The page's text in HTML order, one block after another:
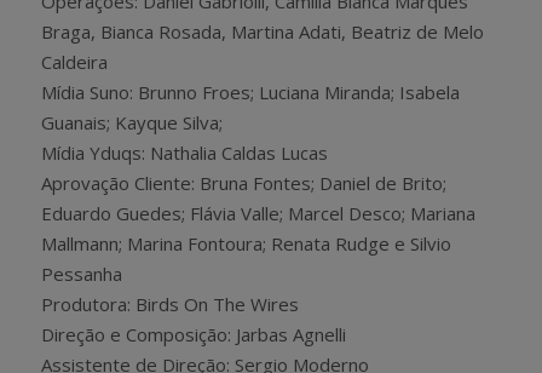
Braga, Bianca Rosada, Martina Adati, Beatriz de Melo
Caldeira
Mídia Suno: Brunno Froes; Luciana Miranda; Isabela
Guanais; Kayque Silva;
Mídia Yduqs: Nathalia Caldas Lucas
Aprovação Cliente: Bruna Fontes; Daniel de Brito;
Eduardo Guedes; Flávia Valle; Marcel Desco; Mariana
Mallmann; Marina Fontoura; Renata Rudge e Silvio
Pessanha
Produtora: Birds On The Wires
Direção e Composição: Jarbas Agnelli
Assistente de Direção: Sergio Moderno